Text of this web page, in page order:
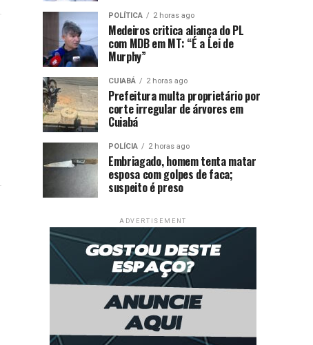
POLÍTICA 2 horas ago
Medeiros critica aliança do PL
com MDB em MT: “É a Lei de
Murphy”
CUIABÁ 2 horas ago
Prefeitura multa proprietário por
corte irregular de árvores em
Cuiabá
POLÍCIA 2 horas ago
Embriagado, homem tenta matar
esposa com golpes de faca;
suspeito é preso
ADVERTISEMENT